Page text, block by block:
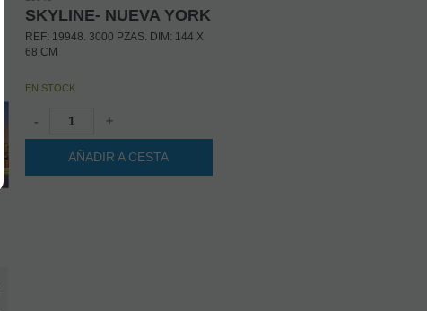
SKYLINE- NUEVA YORK
REF: 19948. 3000 PZAS. DIM: 144 X
68 CM
EN STOCK
- +
AÑADIR A CESTA